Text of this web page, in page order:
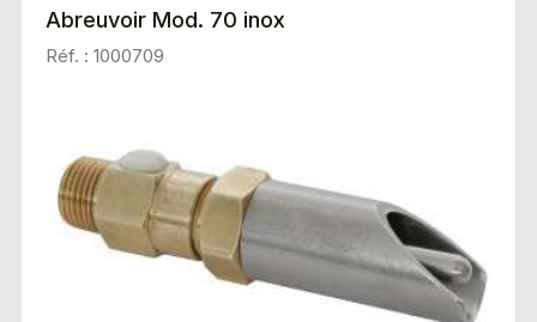
Abreuvoir Mod. 70 inox
Réf. : 1000709